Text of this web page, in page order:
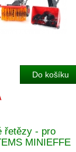
řetězy - pro
MINIEFFE